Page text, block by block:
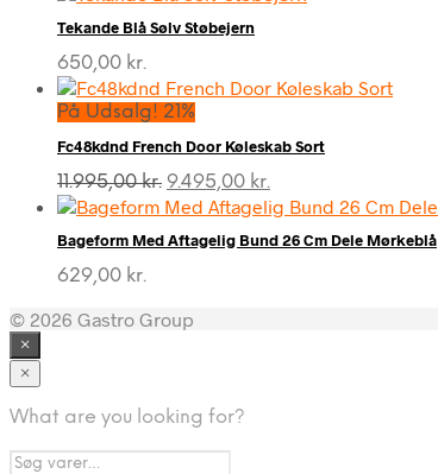
Tekande Blå Sølv Støbejern
650,00 kr.
På Udsalg! 21%
Fc48kdnd French Door Køleskab Sort
11.995,00kr. Den
oprindelige
var:
9.495,00 kr.
aktuelle
er:
Bageform Med Aftagelig Bund 26 Cm Dele Mørkeblå
629,00 kr.
© 2026 Gastro Group
×
×
What are you looking for?